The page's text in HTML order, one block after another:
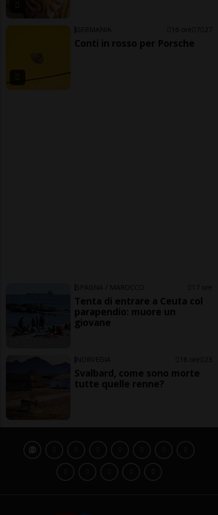
GERMANIA 16 ore 7 27
Conti in rosso per Porsche
SPAGNA / MAROCCO 17 ore
Tenta di entrare a Ceuta col
parapendio: muore un
giovane
NORVEGIA 18 ore 23
Svalbard, come sono morte
tutte quelle renne?